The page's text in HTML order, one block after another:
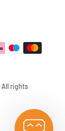
All rights